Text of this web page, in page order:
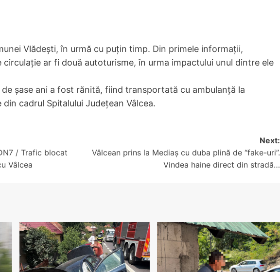
Vlădești, în urmă cu puțin timp. Din primele informații,
ar fi două autoturisme, în urma impactului unul dintre ele
șase ani a fost rănită, fiind transportată cu ambulanță la
cadrul Spitalului Județean Vâlcea.
/ Trafic blocat
Vâlcea
Next:
Vâlcean prins la Mediaș cu duba plină de “fake-uri”.
Vindea haine direct din stradă…